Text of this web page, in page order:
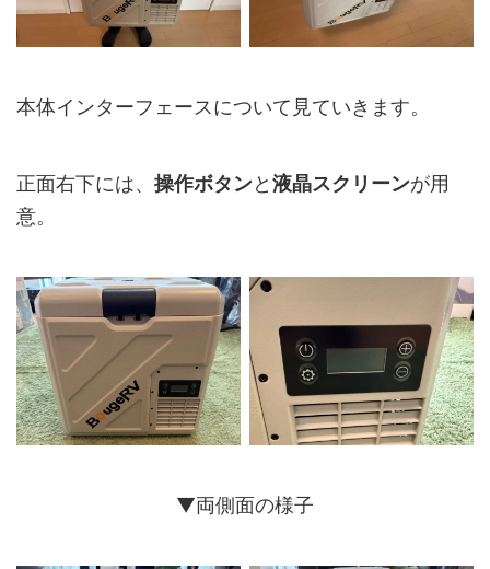
本体インターフェースについて見ていきます。
正面右下には、 操作ボタンと液晶スクリーンが用
意。
▼両側面の様子